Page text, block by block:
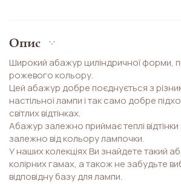
Опис
Широкий абажур циліндричної форми,
рожевого кольору.
Цей абажур добре поєднується з
настільної лампи і так само добре
світлих відтінках.
Абажур залежно приймає теплі
залежно від кольору лампочки.
У наших колекціях Ви знайдете такий
колірних гамах, а також не забудьте
відповідну базу для лампи.